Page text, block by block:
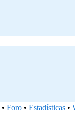
• Foro • Estadísticas •